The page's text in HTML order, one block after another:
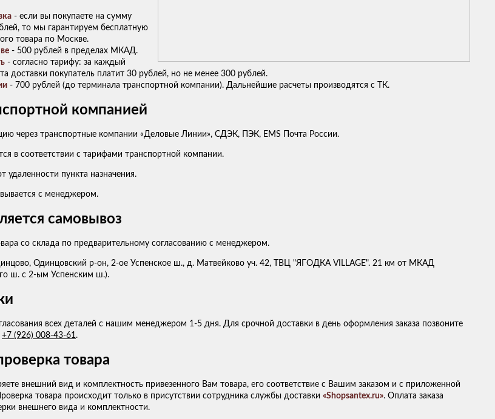
- если вы покупаете на сумму
то мы гарантируем бесплатную
товара по Москве.
- 500 рублей в пределах МКАД.
- согласно тарифу: за каждый
доставки покупатель платит 30 рублей, но не менее 300 рублей.
- 700 рублей (до терминала транспортной компании). Дальнейшие расчеты производятся с ТК.
компанией
через транспортные компании «Деловые Линии», СДЭК, ПЭК, EMS Почта России.
в соответствии с тарифами транспортной компании.
удаленности пункта назначения.
с менеджером.
самовывоз
со склада по предварительному согласованию с менеджером.
Одинцовский р-он, 2-ое Успенское ш., д. Матвейково уч. 42, ТВЦ "ЯГОДКА VILLAGE". 21 км от МКАД
ш. с 2-ым Успенским ш.).
всех деталей с нашим менеджером 1-5 дня. Для срочной доставки в день оформления заказа позвоните
+7 (926) 008-43-61 .
товара
внешний вид и комплектность привезенного Вам товара, его соответствие с Вашим заказом и с приложенной
товара происходит только в присутствии сотрудника службы доставки «Shopsantex.ru». Оплата заказа
внешнего вида и комплектности.